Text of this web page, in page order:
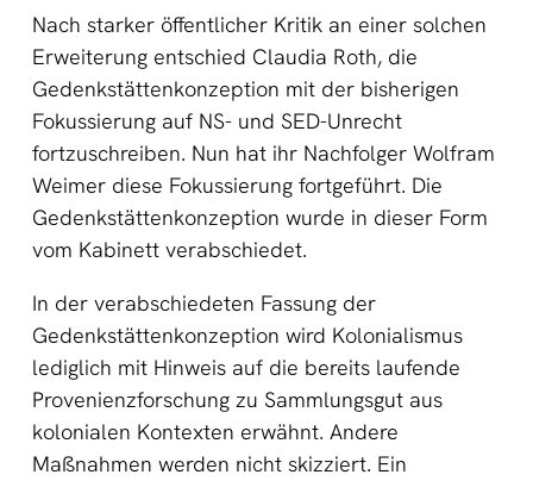
Nach starker öffentlicher Kritik an einer solchen
Erweiterung entschied Claudia Roth, die
Gedenkstättenkonzeption mit der bisherigen
Fokussierung auf NS- und SED-Unrecht
fortzuschreiben. Nun hat ihr Nachfolger Wolfram
Weimer diese Fokussierung fortgeführt. Die
Gedenkstättenkonzeption wurde in dieser Form
vom Kabinett verabschiedet.
In der verabschiedeten Fassung der
Gedenkstättenkonzeption wird Kolonialismus
lediglich mit Hinweis auf die bereits laufende
Provenienzforschung zu Sammlungsgut aus
kolonialen Kontexten erwähnt. Andere
Maßnahmen werden nicht skizziert. Ein